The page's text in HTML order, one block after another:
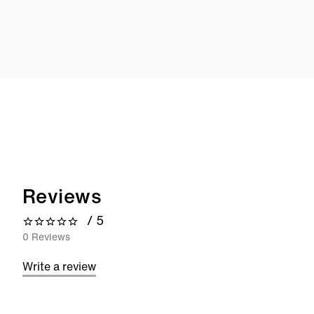
Reviews
0 out of 5 stars
/ 5
0 Reviews
Write a review